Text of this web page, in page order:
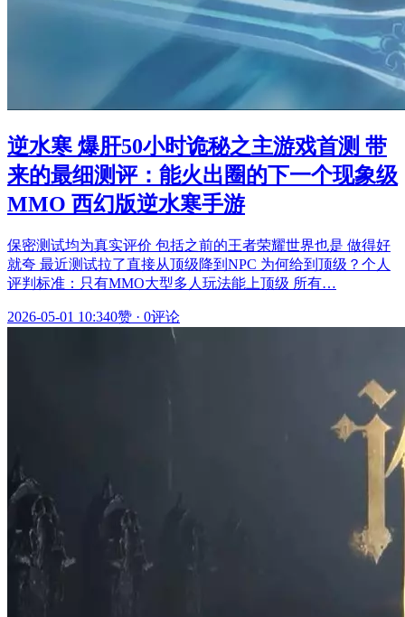
逆水寒 爆肝50小时诡秘之主游戏首测 带
来的最细测评：能火出圈的下一个现象级
MMO 西幻版逆水寒手游
保密测试均为真实评价 包括之前的王者荣耀世界也是 做得好
就夸 最近测试拉了直接从顶级降到NPC 为何给到顶级？个人
评判标准：只有MMO大型多人玩法能上顶级 所有…
2026-05-01 10:340赞 · 0评论